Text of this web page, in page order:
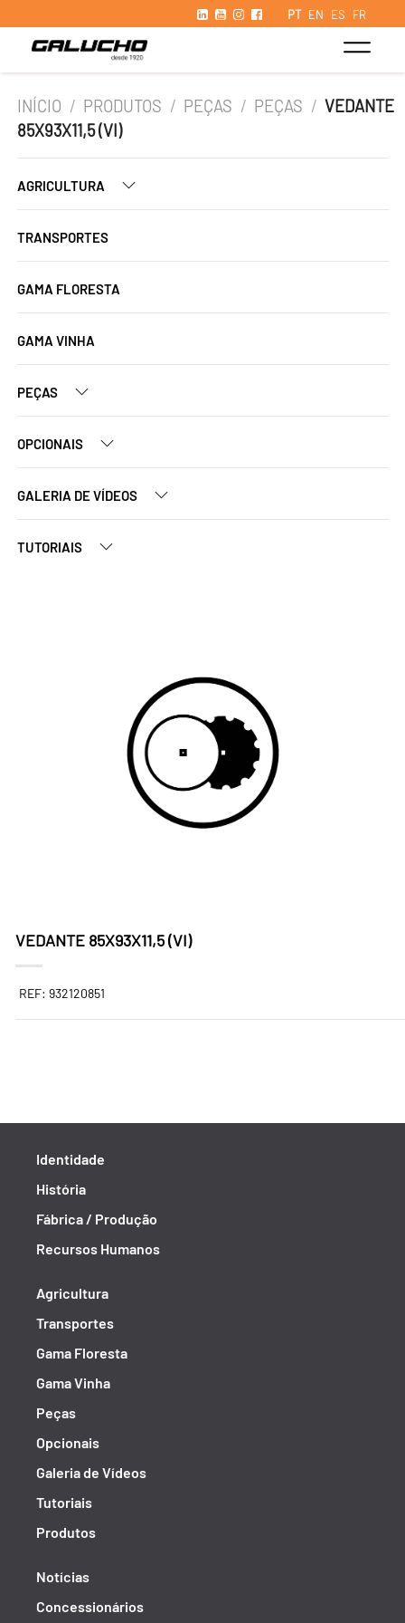
PT EN ES FR
INÍCIO / PRODUTOS / PEÇAS / PEÇAS / VEDANTE
85X93X11,5 (VI)
AGRICULTURA
TRANSPORTES
GAMA FLORESTA
GAMA VINHA
PEÇAS
OPCIONAIS
GALERIA DE VÍDEOS
TUTORIAIS
VEDANTE 85X93X11,5 (VI)
REF: 932120851
Identidade
História
Fábrica / Produção
Recursos Humanos
Agricultura
Transportes
Gama Floresta
Gama Vinha
Peças
Opcionais
Galeria de Vídeos
Tutoriais
Produtos
Notícias
Concessionários